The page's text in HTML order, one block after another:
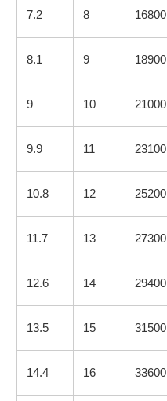
7.2 8 16800
8.1 9 18900
9 10 21000
9.9 11 23100
10.8 12 25200
11.7 13 27300
12.6 14 29400
13.5 15 31500
14.4 16 33600